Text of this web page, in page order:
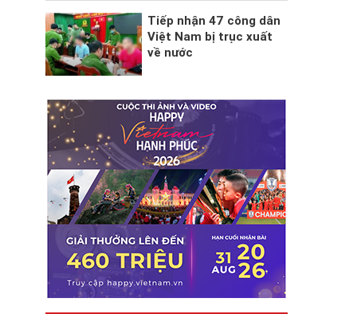
Tiếp nhận 47 công dân
Việt Nam bị trục xuất
về nước